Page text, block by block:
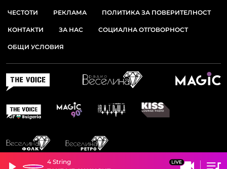
4 String
ЧЕСТОТИ РЕКЛАМА ПОЛИТИКА ЗА ПОВЕРИТЕЛНОСТ
КОНТАКТИ ЗА НАС СОЦИАЛНА ОТГОВОРНОСТ
ОБЩИ УСЛОВИЯ